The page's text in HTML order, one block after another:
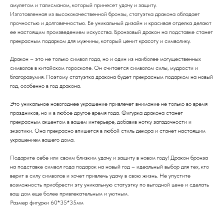
амулетом и талисманом, который принесет удачу и защиту.
Изготовленная из высококачественной бронзы, статуэтка дракона обладает
прочностью и долговечностью. Ее уникальный дизайн и красивая отделка делают
ее настоящим произведением искусства. Бронзовый дракон на подставке станет
прекрасным подарком для мужчины, который ценит красоту и символику.
Дракон – это не только символ года, но и один из наиболее могущественных
символов в китайском гороскопе. Он считается символом силы, мудрости и
благоразумия. Поэтому статуэтка дракона будет прекрасным подарком на новый
год, особенно в год дракона.
Это уникальное новогоднее украшение привлечет внимание не только во время
праздников, но и в любое другое время года. Фигурка дракона станет
прекрасным акцентом в вашем интерьере, добавив нотку загадочности и
экзотики. Она прекрасно впишется в любой стиль декора и станет настоящим
украшением вашего дома.
Подарите себе или своим близким удачу и защиту в новом году! Дракон бронза
на подставке символ года подарок на новый год – идеальный выбор для тех, кто
верит в силу символов и хочет привлечь удачу в свою жизнь. Не упустите
возможность приобрести эту уникальную статуэтку по выгодной цене и сделать
ваш дом еще более привлекательным и уютным.
Размер фигурки 60*35*35мм